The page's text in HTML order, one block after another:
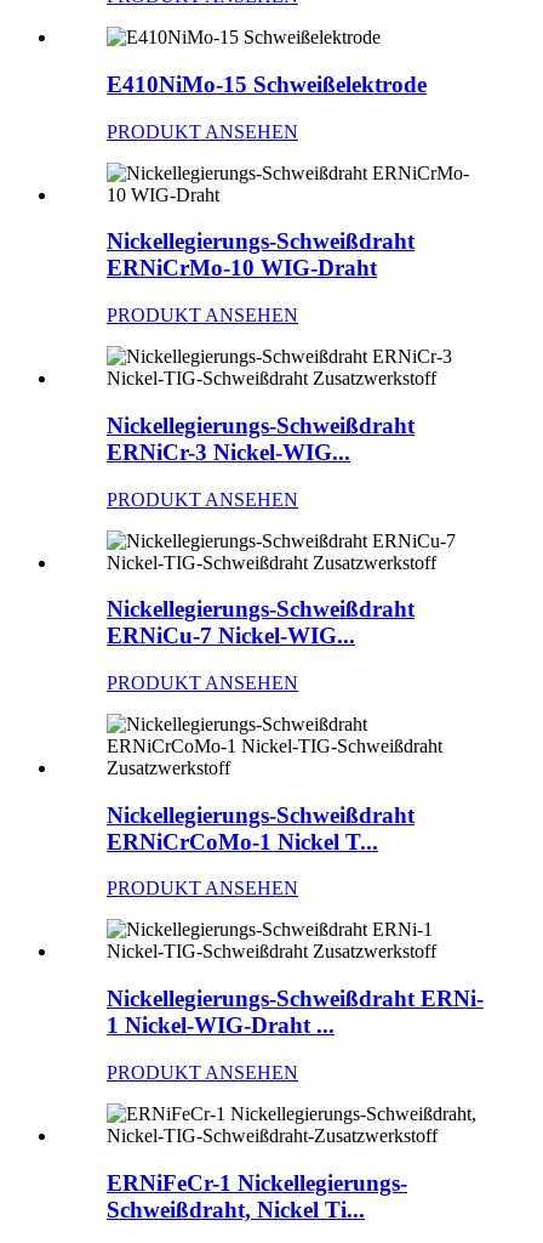
E410NiMo-15 Schweißelektrode
PRODUKT ANSEHEN
Nickellegierungs-Schweißdraht
ERNiCrMo-10 WIG-Draht
PRODUKT ANSEHEN
Nickellegierungs-Schweißdraht
ERNiCr-3 Nickel-WIG...
PRODUKT ANSEHEN
Nickellegierungs-Schweißdraht
ERNiCu-7 Nickel-WIG...
PRODUKT ANSEHEN
Nickellegierungs-Schweißdraht
ERNiCrCoMo-1 Nickel T...
PRODUKT ANSEHEN
Nickellegierungs-Schweißdraht ERNi-
1 Nickel-WIG-Draht ...
PRODUKT ANSEHEN
ERNiFeCr-1 Nickellegierungs-
Schweißdraht, Nickel Ti...